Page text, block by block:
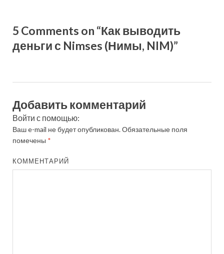
5 Comments on “Как выводить
деньги с Nimses (Нимы, NIM)”
Добавить комментарий
Войти с помощью:
Ваш e-mail не будет опубликован.Обязательные поля
помечены *
КОММЕНТАРИЙ